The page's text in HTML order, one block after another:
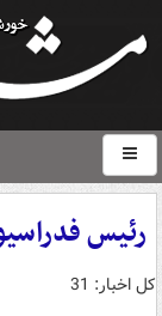
رئیس
کل اخبار: 31